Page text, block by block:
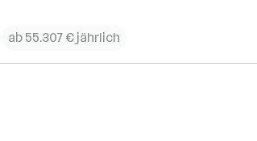
ab 55.307 € jährlich